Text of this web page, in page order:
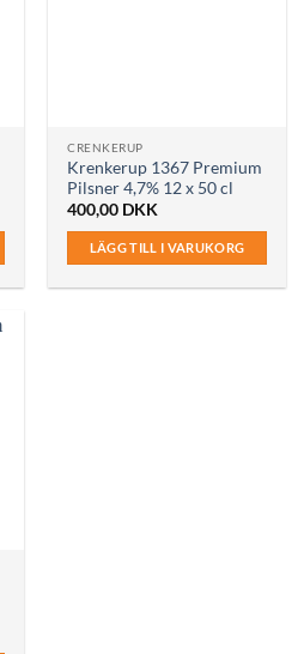
CRENKERUP
Krenkerup 1367 Premium
Pilsner 4,7% 12 x 50 cl
400,00 DKK
LÄGG TILL I VARUKORG